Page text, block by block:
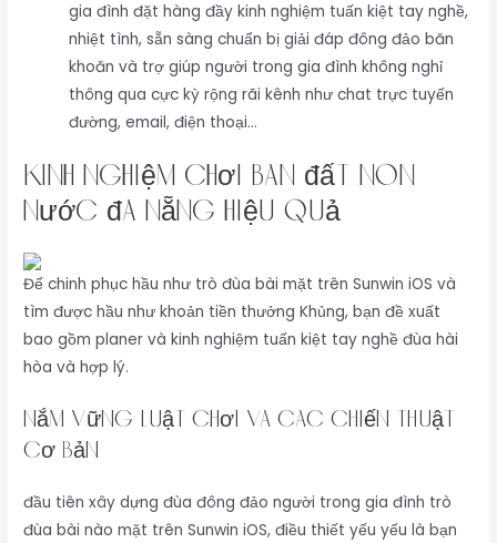
gia đình đặt hàng đầy kinh nghiệm tuấn kiệt tay nghề,
nhiệt tình, sẵn sàng chuẩn bị giải đáp đông đảo băn
khoăn và trợ giúp người trong gia đình không nghỉ
thông qua cực kỳ rộng rãi kênh như chat trực tuyến
đường, email, điện thoại…
Kinh Nghiệm Chơi bán đất non
nước đà nẵng Hiệu Quả
Để chinh phục hầu như trò đùa bài mặt trên Sunwin iOS và
tìm được hầu như khoản tiền thưởng Khủng, bạn đề xuất
bao gồm planer và kinh nghiệm tuấn kiệt tay nghề đùa hài
hòa và hợp lý.
Nắm Vững Luật Chơi và Các Chiến Thuật
Cơ Bản
đầu tiên xây dựng đùa đông đảo người trong gia đình trò
đùa bài nào mặt trên Sunwin iOS, điều thiết yếu yếu là bạn